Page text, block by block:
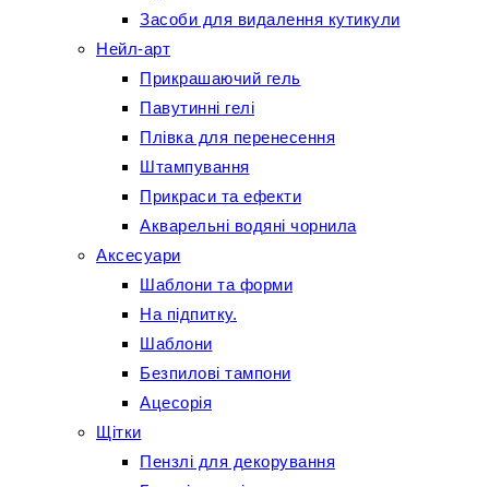
Засоби для видалення кутикули
Нейл-арт
Прикрашаючий гель
Павутинні гелі
Плівка для перенесення
Штампування
Прикраси та ефекти
Акварельні водяні чорнила
Аксесуари
Шаблони та форми
На підпитку.
Шаблони
Безпилові тампони
Ацесорія
Щітки
Пензлі для декорування